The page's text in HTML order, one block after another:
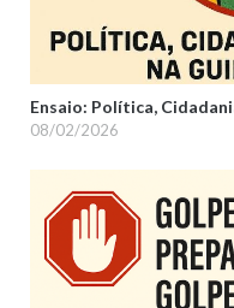
Ensaio: Política,
08/02/2026